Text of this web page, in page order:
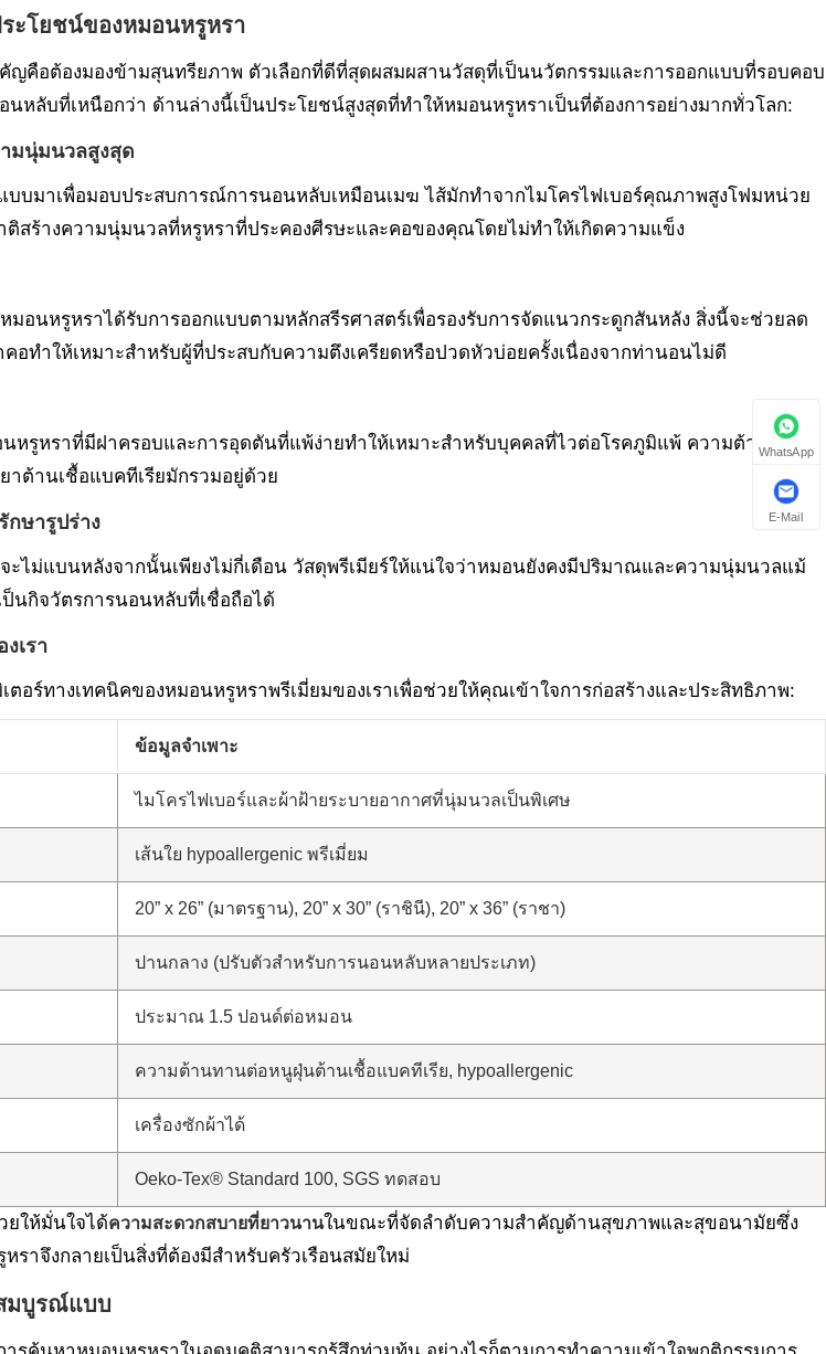
โยชน์ของหมอนหรูหรา
คัญคือต้องมองข้ามสุนทรียภาพ ตัวเลือกที่ดีที่สุดผสมผสานวัสดุที่เป็นนวัตกรรมและการออกแบบที่รอบคอบ
หลับที่เหนือกว่า ด้านล่างนี้เป็นประโยชน์สูงสุดที่ทำให้หมอนหรูหราเป็นที่ต้องการอย่างมากทั่วโลก:
มนุ่มนวลสูงสุด
บบมาเพื่อมอบประสบการณ์การนอนหลับเหมือนเมฆ ไส้มักทำจากไมโครไฟเบอร์คุณภาพสูงโฟมหน่วย
ติสร้างความนุ่มนวลที่หรูหราที่ประคองศีรษะและคอของคุณโดยไม่ทำให้เกิดความแข็ง
อนหรูหราได้รับการออกแบบตามหลักสรีรศาสตร์เพื่อรองรับการจัดแนวกระดูกสันหลัง สิ่งนี้จะช่วยลด
อทำให้เหมาะสำหรับผู้ที่ประสบกับความตึงเครียดหรือปวดหัวบ่อยครั้งเนื่องจากท่านอนไม่ดี
รูหราที่มีฝาครอบและการอุดตันที่แพ้ง่ายทำให้เหมาะสำหรับบุคคลที่ไวต่อโรคภูมิแพ้ ความต้านทาน
ต้านเชื้อแบคทีเรียมักรวมอยู่ด้วย
กษารูปร่าง
ะไม่แบนหลังจากนั้นเพียงไม่กี่เดือน วัสดุพรีเมียร์ให้แน่ใจว่าหมอนยังคงมีปริมาณและความนุ่มนวลแม้
นกิจวัตรการนอนหลับที่เชื่อถือได้
เรา
ตอร์ทางเทคนิคของหมอนหรูหราพรีเมี่ยมของเราเพื่อช่วยให้คุณเข้าใจการก่อสร้างและประสิทธิภาพ:
ข้อมูลจำเพาะ
ไมโครไฟเบอร์และผ้าฝ้ายระบายอากาศที่นุ่มนวลเป็นพิเศษ
เส้นใย hypoallergenic พรีเมี่ยม
20” x 26” (มาตรฐาน), 20” x 30” (ราชินี), 20” x 36” (ราชา)
ปานกลาง (ปรับตัวสำหรับการนอนหลับหลายประเภท)
ประมาณ 1.5 ปอนด์ต่อหมอน
ความต้านทานต่อหนูฝุ่นต้านเชื้อแบคทีเรีย, hypoallergenic
เครื่องซักผ้าได้
Oeko-Tex® Standard 100, SGS ทดสอบ
ยให้มั่นใจได้ความสะดวกสบายที่ยาวนานในขณะที่จัดลำดับความสำคัญด้านสุขภาพและสุขอนามัยซึ่ง
ราจึงกลายเป็นสิ่งที่ต้องมีสำหรับครัวเรือนสมัยใหม่
มบูรณ์แบบ
WhatsApp
E-Mail